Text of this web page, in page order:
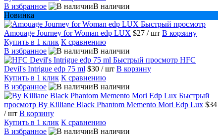
В избранное
В наличии
Новинка
Быстрый просмотр
Amouage Journey for Woman edp LUX $27 / шт В корзину
Купить в 1 клик К сравнению
В избранное
В наличии
Быстрый просмотр HFC
Devil's Intrigue edp 75 ml $30 / шт В корзину
Купить в 1 клик К сравнению
В избранное
В наличии
Быстрый
просмотр By Killiane Black Phantom Memento Mori Edp Lux $34
/ шт В корзину
Купить в 1 клик К сравнению
В избранное
В наличии